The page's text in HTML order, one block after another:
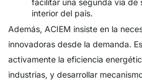
interior del país.
Además, ACIEM insiste en la
innovadoras desde la demanda.
activamente la eficiencia
industrias, y desarrollar